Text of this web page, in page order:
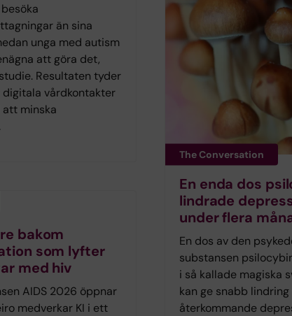
än sina
unga med autism
att göra det,
Resultaten tyder
vårdkontakter
minska
bakom
som lyfter
med hiv
AIDS 2026 öppnar
medverkar KI i ett
The Conversation
En enda dos
lindrade
under flera
En dos av den
substansen
i så kallade magiska
kan ge snabb lindring
återkommande